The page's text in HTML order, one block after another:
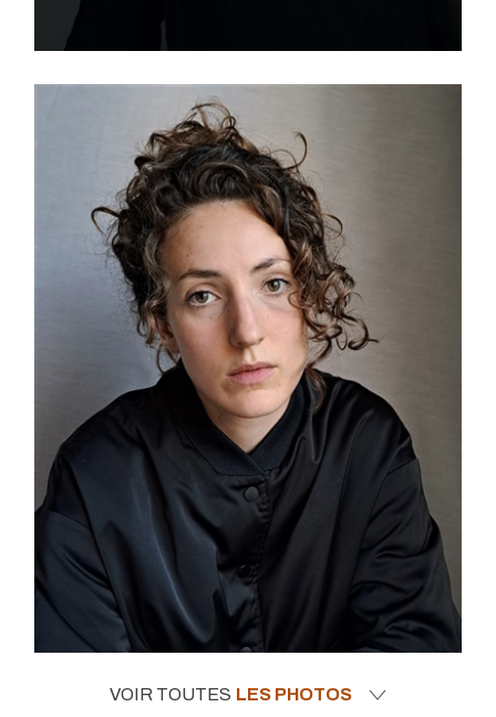
VOIR TOUTES LES PHOTOS